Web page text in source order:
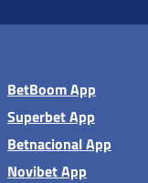
BetBoom App
Superbet App
Betnacional App
Novibet App